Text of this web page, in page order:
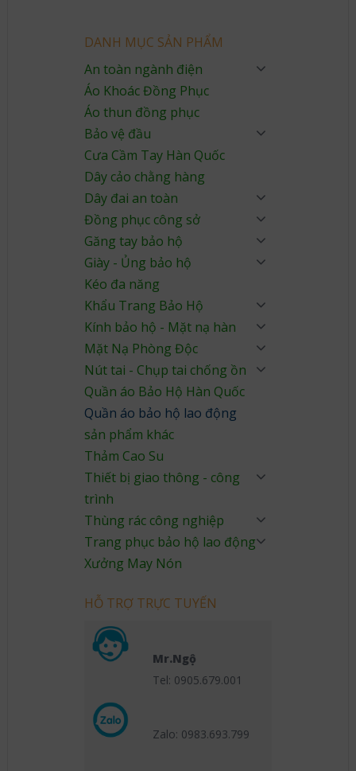
DANH MỤC SẢN PHẨM
An toàn ngành điện
Áo Khoác Đồng Phục
Áo thun đồng phục
Bảo vệ đầu
Cưa Cầm Tay Hàn Quốc
Dây cảo chằng hàng
Dây đai an toàn
Đồng phục công sở
Găng tay bảo hộ
Giày - Ủng bảo hộ
Kéo đa năng
Khẩu Trang Bảo Hộ
Kính bảo hộ - Mặt nạ hàn
Mặt Nạ Phòng Độc
Nút tai - Chụp tai chống ồn
Quần áo Bảo Hộ Hàn Quốc
Quần áo bảo hộ lao động
sản phẩm khác
Thảm Cao Su
Thiết bị giao thông - công
trình
Thùng rác công nghiệp
Trang phục bảo hộ lao động
Xưởng May Nón
HỖ TRỢ TRỰC TUYẾN
Mr.Ngộ
Tel: 0905.679.001
Zalo: 0983.693.799